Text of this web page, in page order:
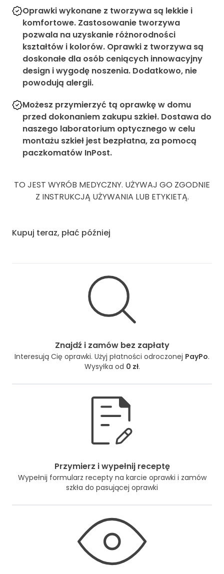
Oprawki wykonane z tworzywa są lekkie i
komfortowe. Zastosowanie tworzywa
pozwala na uzyskanie różnorodności
kształtów i kolorów. Oprawki z tworzywa są
doskonałe dla osób ceniących innowacyjny
design i wygodę noszenia. Dodatkowo, nie
powodują alergii.
Możesz przymierzyć tą oprawkę w domu
przed dokonaniem zakupu szkieł. Dostawa do
naszego laboratorium optycznego w celu
montażu szkieł jest bezpłatna, za pomocą
paczkomatów InPost.
TO JEST WYRÓB MEDYCZNY. UŻYWAJ GO ZGODNIE
Z INSTRUKCJĄ UŻYWANIA LUB ETYKIETĄ.
Kupuj teraz, płać później
Znajdź i zamów bez zapłaty
Interesują Cię oprawki. Użyj płatności odroczonej PayPo.
Wysyłka od 0 zł.
Przymierz i wypełnij receptę
Wypełnij formularz recepty na karcie oprawki i zamów
szkła do pasującej oprawki